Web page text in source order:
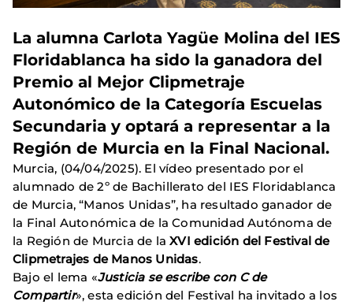
La alumna Carlota Yagüe Molina del IES
Floridablanca ha sido la ganadora del
Premio al Mejor Clipmetraje
Autonómico de la Categoría Escuelas
Secundaria y optará a representar a la
Región de Murcia en la Final Nacional.
Murcia, (04/04/2025). El vídeo presentado por el
alumnado de 2º de Bachillerato del IES Floridablanca
de Murcia, “Manos Unidas”, ha resultado ganador de
la Final Autonómica de la Comunidad Autónoma de
la Región de Murcia de laXVI edición del Festival de
Clipmetrajes de Manos Unidas.
Bajo el lema «Justicia se escribe con C de
Compartir», esta edición del Festival ha invitado a los